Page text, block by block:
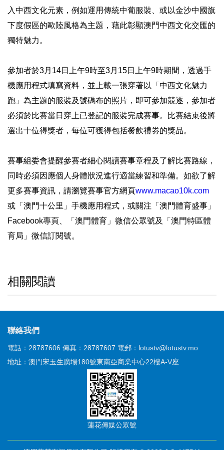
入中西文化元素，例如運用傳統中葡服裝、或以金沙中國旗
下度假區的歐陸風格為主題，藉此彰顯澳門中西文化交匯的
獨特魅力。
參加者於3月14日上午9時至3月15日上午9時期間，透過手
機應用程式填寫資料，並上載一張穿著以「中西文化魅力
跑」為主題的服裝及號碼布的照片，即可參加競逐，參加者
必須於比賽當日穿上已登記的服裝完成賽事。比賽結束後將
選出十位得獎者，每位可獲得包括餐飲禮劵的獎品。
賽事組委會提醒參賽者細心閱讀賽事章程及了解比賽路線，
同時必須因應個人身體狀況進行適當練習和準備。如欲了解
更多賽事資訊，請瀏覽賽事官方網頁www.macao10k.com
或「澳門十公里」手機應用程式，或關注「澳門體育盛事」
Facebook專頁、「澳門體育」微信公眾號及「澳門特區體
育局」微信訂閱號。
相關閱讀
聯絡我們
電話：28787606 傳真：28787607 電郵：lotustv@lotustv.mo
地址：澳門宋玉生廣場180號東南亞商業中心22樓A-V座
蓮花傳媒公眾號